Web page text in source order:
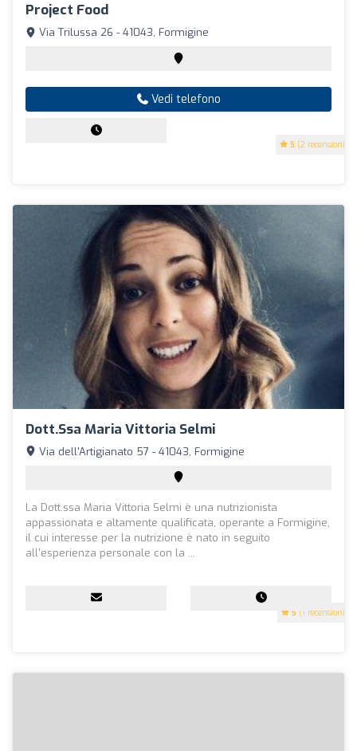
Project Food
5 (2 recensioni)
Via Trilussa 26 - 41043, Formigine
Vedi telefono
Dott.ssa Maria Vittoria Selmi
5 (1 recensioni)
Via dell'Artigianato 57 - 41043, Formigine
La Dott.ssa Maria Vittoria Selmi è una nutrizionista
appassionata e altamente qualificata, operante a Formigine,
il cui interesse per la nutrizione è nato in seguito
all'esperienza personale con la ...